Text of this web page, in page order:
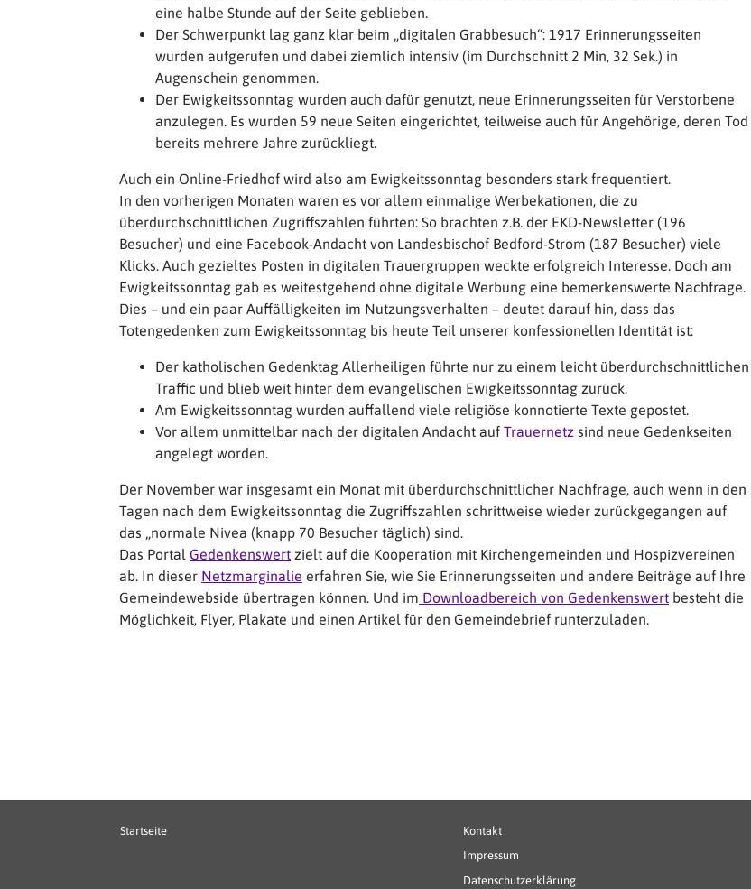
eine halbe Stunde auf der Seite geblieben.
Der Schwerpunkt lag ganz klar beim „digitalen Grabbesuch“: 1917 Erinnerungsseiten
wurden aufgerufen und dabei ziemlich intensiv (im Durchschnitt 2 Min, 32 Sek.) in
Augenschein genommen.
Der Ewigkeitssonntag wurden auch dafür genutzt, neue Erinnerungsseiten für Verstorbene
anzulegen. Es wurden 59 neue Seiten eingerichtet, teilweise auch für Angehörige, deren Tod
bereits mehrere Jahre zurückliegt.
Auch ein Online-Friedhof wird also am Ewigkeitssonntag besonders stark frequentiert.
In den vorherigen Monaten waren es vor allem einmalige Werbekationen, die zu
überdurchschnittlichen Zugriffszahlen führten: So brachten z.B. der EKD-Newsletter (196
Besucher) und eine Facebook-Andacht von Landesbischof Bedford-Strom (187 Besucher) viele
Klicks. Auch gezieltes Posten in digitalen Trauergruppen weckte erfolgreich Interesse. Doch am
Ewigkeitssonntag gab es weitestgehend ohne digitale Werbung eine bemerkenswerte Nachfrage.
Dies – und ein paar Auffälligkeiten im Nutzungsverhalten – deutet darauf hin, dass das
Totengedenken zum Ewigkeitssonntag bis heute Teil unserer konfessionellen Identität ist:
Der katholischen Gedenktag Allerheiligen führte nur zu einem leicht überdurchschnittlichen
Traffic und blieb weit hinter dem evangelischen Ewigkeitssonntag zurück.
Am Ewigkeitssonntag wurden auffallend viele religiöse konnotierte Texte gepostet.
Vor allem unmittelbar nach der digitalen Andacht auf Trauernetz sind neue Gedenkseiten
angelegt worden.
Der November war insgesamt ein Monat mit überdurchschnittlicher Nachfrage, auch wenn in den
Tagen nach dem Ewigkeitssonntag die Zugriffszahlen schrittweise wieder zurückgegangen auf
das „normale Nivea (knapp 70 Besucher täglich) sind.
Das Portal Gedenkenswert zielt auf die Kooperation mit Kirchengemeinden und Hospizvereinen
ab. In dieser Netzmarginalie erfahren Sie, wie Sie Erinnerungsseiten und andere Beiträge auf Ihre
Gemeindewebside übertragen können. Und im Downloadbereich von Gedenkenswert besteht die
Möglichkeit, Flyer, Plakate und einen Artikel für den Gemeindebrief runterzuladen.
Hauptnavigation
Startseite Fußbereichsmenü
Kontakt
Impressum
Datenschutzerklärung